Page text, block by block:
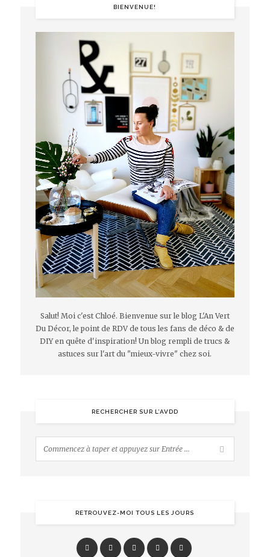
BIENVENUE!
Salut! Moi c'est Chloé. Bienvenue sur le blog L'An Vert
Du Décor, le point de RDV de tous les fans de déco & de
DIY en quête d'inspiration! Un blog rempli de trucs &
astuces sur l'art du "mieux-vivre" chez soi.
RECHERCHER SUR L’AVDD
RETROUVEZ-MOI TOUS LES JOURS